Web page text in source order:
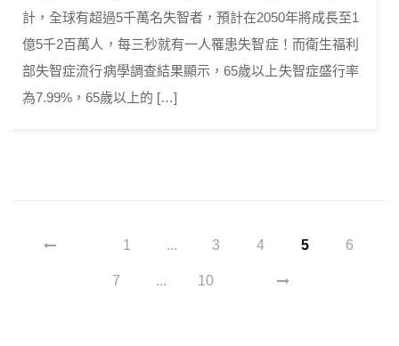
計，全球有超過5千萬名失智者，預計在2050年將成長至1
億5千2百萬人，每三秒就有一人罹患失智症！而衛生福利
部失智症流行病學調查結果顯示，65歲以上失智症盛行率
為7.99%，65歲以上的 […]
1 ... 3 4 5 6
7 ... 10